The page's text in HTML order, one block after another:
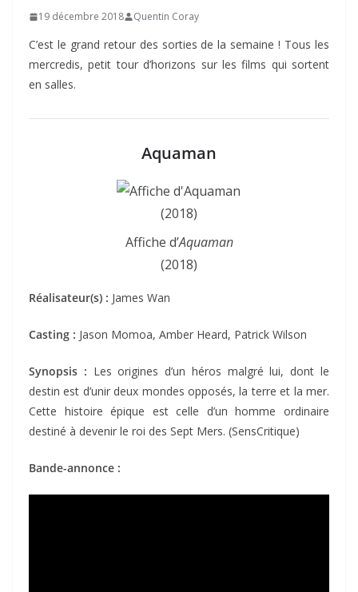
19 décembre 2018 Quentin Coray
C’est le grand retour des sorties de la semaine ! Tous les
mercredis, petit tour d’horizons sur les films qui sortent
en salles.
Aquaman
Affiche d’Aquaman
(2018)
Réalisateur(s) : James Wan
Casting : Jason Momoa, Amber Heard, Patrick Wilson
Synopsis : Les origines d’un héros malgré lui, dont le
destin est d’unir deux mondes opposés, la terre et la mer.
Cette histoire épique est celle d’un homme ordinaire
destiné à devenir le roi des Sept Mers. (SensCritique)
Bande-annonce :